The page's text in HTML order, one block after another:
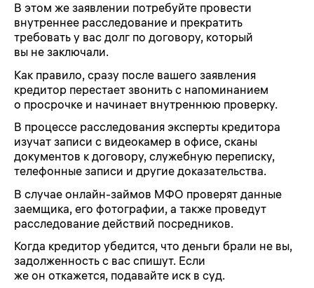
В этом же заявлении потребуйте провести
внутреннее расследование и прекратить
требовать у вас долг по договору, который
вы не заключали.
Как правило, сразу после вашего заявления
кредитор перестает звонить с напоминанием
о просрочке и начинает внутреннюю проверку.
В процессе расследования эксперты кредитора
изучат записи с видеокамер в офисе, сканы
документов к договору, служебную переписку,
телефонные записи и другие доказательства.
В случае онлайн-займов МФО проверят данные
заемщика, его фотографии, а также проведут
расследование действий посредников.
Когда кредитор убедится, что деньги брали не вы,
задолженность с вас спишут. Если
же он откажется, подавайте иск в суд.